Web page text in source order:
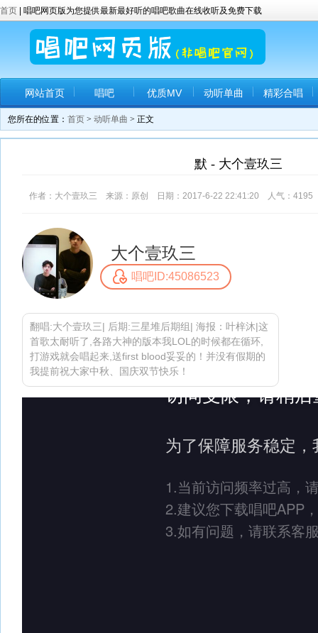
首页 | 唱吧网页版为您提供最新最好听的唱吧歌曲在线收听及免费下载
网站首页 唱吧 优质MV 动听单曲 精彩合唱
您所在的位置： 首页 > 动听单曲 > 正文
默 - 大个壹玖三
作者：大个壹玖三 来源：原创 日期：2017-6-22 22:41:20 人气： 4195
大个壹玖三
唱吧ID:45086523
翻唱:大个壹玖三| 后期:三星堆后期组| 海报：叶梓沐|这
首歌太耐听了,各路大神的版本我LOL的时候都在循环,
打游戏就会唱起来,送first blood妥妥的！并没有假期的
我提前祝大家中秋、国庆双节快乐！